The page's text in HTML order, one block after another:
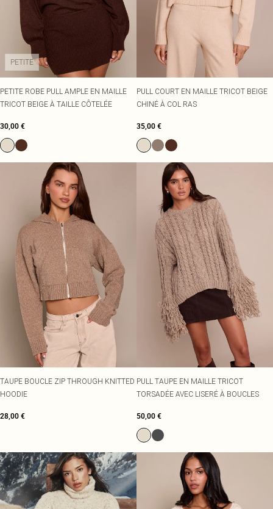
PETITE
PETITE ROBE PULL AMPLE EN MAILLE
TRICOT BEIGE À TAILLE CÔTELÉE
30,00 €
PULL COURT EN MAILLE TRICOT BEIGE
CHINÉ À COL RAS
35,00 €
TAUPE BOUCLE ZIP THROUGH KNITTED
HOODIE
28,00 €
PULL TAUPE EN MAILLE TRICOT
TORSADÉE AVEC LISERÉ À BOUCLES
50,00 €